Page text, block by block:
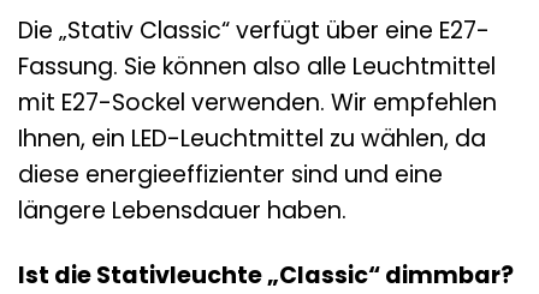
Die „Stativ Classic“ verfügt über eine E27-
Fassung. Sie können also alle Leuchtmittel
mit E27-Sockel verwenden. Wir empfehlen
Ihnen, ein LED-Leuchtmittel zu wählen, da
diese energieeffizienter sind und eine
längere Lebensdauer haben.
Ist die Stativleuchte „Classic“ dimmbar?